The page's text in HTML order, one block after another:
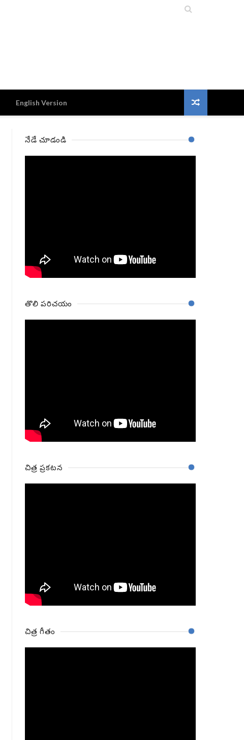

English Version
నేడే చూడండి
తొలి పరిచయం
చిత్ర ప్రకటన
చిత్ర గీతం